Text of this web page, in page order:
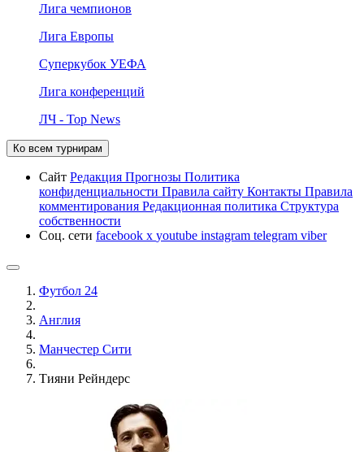
Лига чемпионов
Лига Европы
Суперкубок УЕФА
Лига конференций
ЛЧ - Top News
Ко всем турнирам
Сайт Редакция Прогнозы Политика
конфиденциальности Правила сайту Контакты Правила
комментирования Редакционная политика Структура
собственности
Соц. сети facebook x youtube instagram telegram viber
Футбол 24
Англия
Манчестер Сити
Тияни Рейндерс